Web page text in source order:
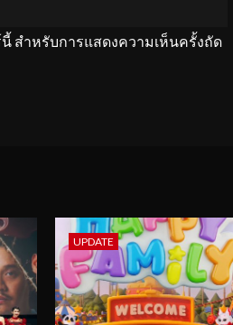
สำหรับการแสดงความเห็นครั้งถัด
UPDATE